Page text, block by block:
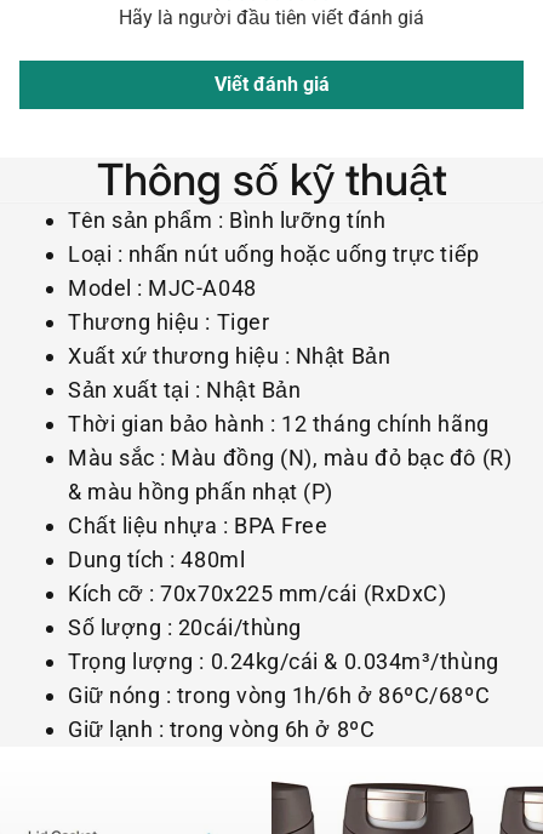
Hãy là người đầu tiên viết đánh giá
Viết đánh giá
Thông số kỹ thuật
Tên sản phẩm : Bình lưỡng tính
Loại : nhấn nút uống hoặc uống trực tiếp
Model : MJC-A048
Thương hiệu : Tiger
Xuất xứ thương hiệu : Nhật Bản
Sản xuất tại : Nhật Bản
Thời gian bảo hành : 12 tháng chính hãng
Màu sắc : Màu đồng (N), màu đỏ bạc đô (R)
& màu hồng phấn nhạt (P)
Chất liệu nhựa : BPA Free
Dung tích : 480ml
Kích cỡ : 70x70x225 mm/cái (RxDxC)
Số lượng : 20cái/thùng
Trọng lượng : 0.24kg/cái & 0.034m³/thùng
Giữ nóng : trong vòng 1h/6h ở 86ºC/68ºC
Giữ lạnh : trong vòng 6h ở 8ºC